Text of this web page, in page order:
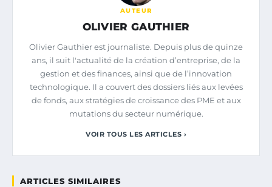
AUTEUR
OLIVIER GAUTHIER
Olivier Gauthier est journaliste. Depuis plus de quinze
ans, il suit l'actualité de la création d’entreprise, de la
gestion et des finances, ainsi que de l’innovation
technologique. Il a couvert des dossiers liés aux levées
de fonds, aux stratégies de croissance des PME et aux
mutations du secteur numérique.
VOIR TOUS LES ARTICLES ›
ARTICLES SIMILAIRES